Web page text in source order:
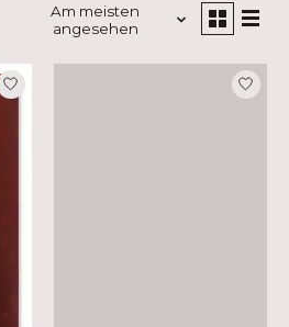
Am meisten
angesehen